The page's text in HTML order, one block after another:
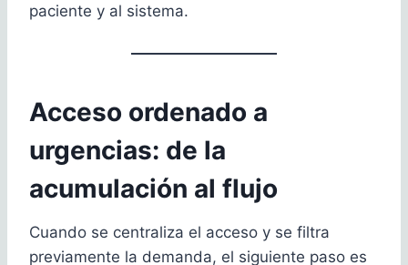
paciente y al sistema.
Acceso ordenado a
urgencias: de la
acumulación al flujo
Cuando se centraliza el acceso y se filtra
previamente la demanda, el siguiente paso es